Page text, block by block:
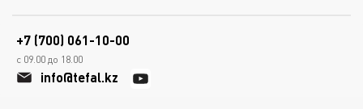
+7 (700) 061-10-00
с 09.00 до 18.00
info@tefal.kz